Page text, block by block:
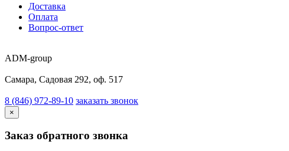
Доставка
Оплата
Вопрос-ответ
ADM-group
Самара, Садовая 292, оф. 517
8 (846) 972-89-10 заказать звонок
×
Заказ обратного звонка